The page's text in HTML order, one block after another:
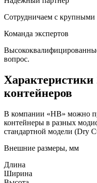
Сотрудничаем с крупными
Команда экспертов
вопрос.
контейнеров
В компании «HB» можно
контейнеры в разных
стандартной модели (Dry
Внешние размеры, мм
Длина
Ширина